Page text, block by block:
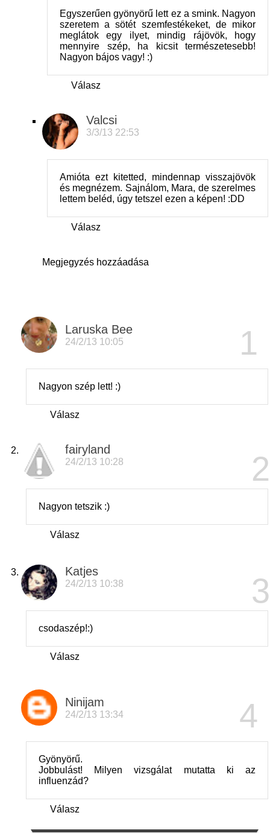
Egyszerűen gyönyörű lett ez a smink. Nagyon
szeretem a sötét szemfestékeket, de mikor
meglátok egy ilyet, mindig rájövök, hogy
mennyire szép, ha kicsit természetesebb!
Nagyon bájos vagy! :)
Válasz
Valcsi
3/3/13 22:53
Amióta ezt kitetted, mindennap visszajövök
és megnézem. Sajnálom, Mara, de szerelmes
lettem beléd, úgy tetszel ezen a képen! :DD
Válasz
Megjegyzés hozzáadása
Laruska Bee
24/2/13 10:05
Nagyon szép lett! :)
Válasz
fairyland
24/2/13 10:28
Nagyon tetszik :)
Válasz
Katjes
24/2/13 10:38
csodaszép!:)
Válasz
Ninijam
24/2/13 13:34
Gyönyörű.
Jobbulást! Milyen vizsgálat mutatta ki az
influenzád?
Válasz